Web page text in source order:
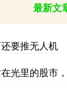
最新文
要推无人机
光里的股市